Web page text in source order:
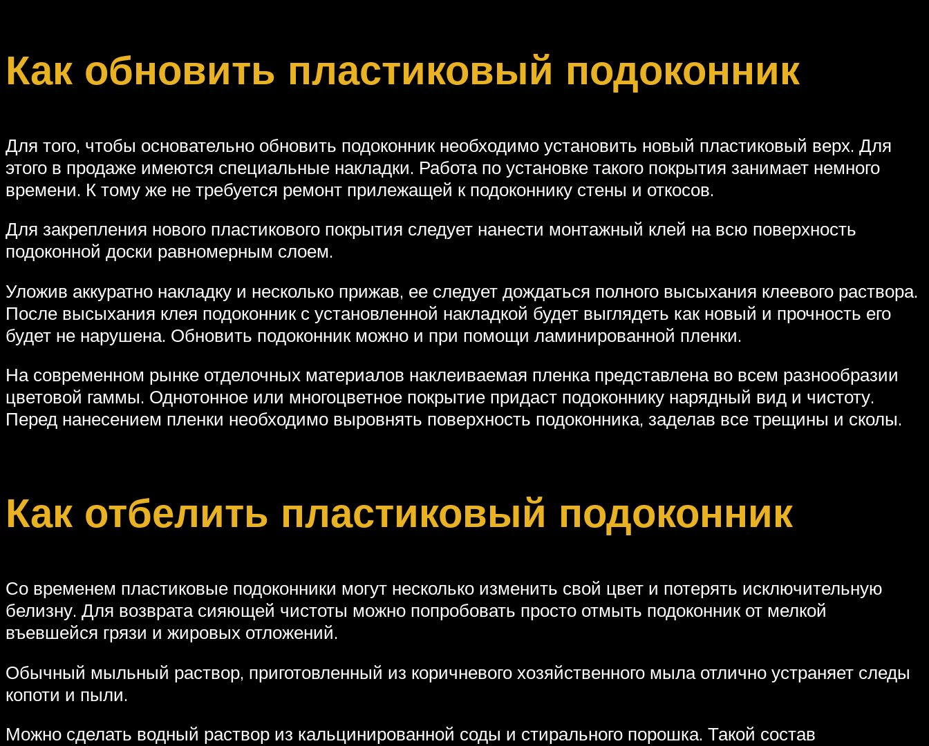
Как обновить пластиковый подоконник
Для того, чтобы основательно обновить подоконник необходимо установить новый пластиковый верх. Для
этого в продаже имеются специальные накладки. Работа по установке такого покрытия занимает немного
времени. К тому же не требуется ремонт прилежащей к подоконнику стены и откосов.
Для закрепления нового пластикового покрытия следует нанести монтажный клей на всю поверхность
подоконной доски равномерным слоем.
Уложив аккуратно накладку и несколько прижав, ее следует дождаться полного высыхания клеевого раствора.
После высыхания клея подоконник с установленной накладкой будет выглядеть как новый и прочность его
будет не нарушена. Обновить подоконник можно и при помощи ламинированной пленки.
На современном рынке отделочных материалов наклеиваемая пленка представлена во всем разнообразии
цветовой гаммы. Однотонное или многоцветное покрытие придаст подоконнику нарядный вид и чистоту.
Перед нанесением пленки необходимо выровнять поверхность подоконника, заделав все трещины и сколы.
Как отбелить пластиковый подоконник
Со временем пластиковые подоконники могут несколько изменить свой цвет и потерять исключительную
белизну. Для возврата сияющей чистоты можно попробовать просто отмыть подоконник от мелкой
въевшейся грязи и жировых отложений.
Обычный мыльный раствор, приготовленный из коричневого хозяйственного мыла отлично устраняет следы
копоти и пыли.
Можно сделать водный раствор из кальцинированной соды и стирального порошка. Такой состав